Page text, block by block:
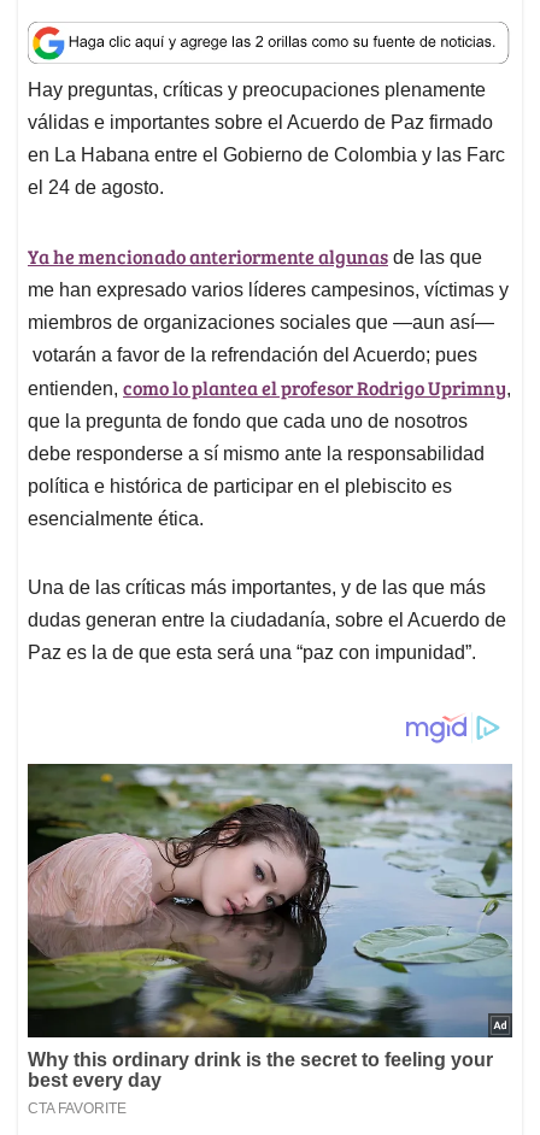
a
t
s
A
p
p
c
e
b
o
o
k
n
k
e
d
I
a
i
l
r
e
a
d
s
Hay preguntas, críticas y preocupaciones plenamente
válidas e importantes sobre el Acuerdo de Paz firmado
en La Habana entre el Gobierno de Colombia y las Farc
el 24 de agosto.
Ya he mencionado anteriormente algunas de las que
me han expresado varios líderes campesinos, víctimas y
miembros de organizaciones sociales que —aun así—
votarán a favor de la refrendación del Acuerdo; pues
entienden, como lo plantea el profesor Rodrigo Uprimny,
que la pregunta de fondo que cada uno de nosotros
debe responderse a sí mismo ante la responsabilidad
política e histórica de participar en el plebiscito es
esencialmente ética.
Una de las críticas más importantes, y de las que más
dudas generan entre la ciudadanía, sobre el Acuerdo de
Paz es la de que esta será una “paz con impunidad”.